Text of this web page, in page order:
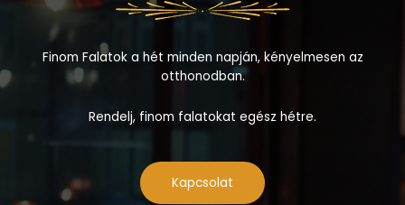
Finom Falatok a hét minden napján, kényelmesen az
otthonodban.
Rendelj, finom falatokat egész hétre.
Kapcsolat